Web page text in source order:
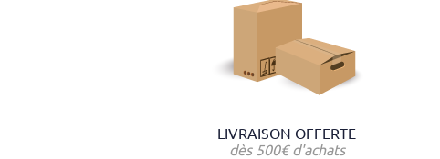
LIVRAISON OFFERTE
dès 500€ d'achats